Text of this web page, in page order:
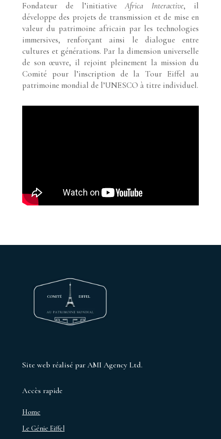
Fondateur de l’initiativeAfrica Interactive, il
développe des projets de transmission et de mise en
valeur du patrimoine africain par les technologies
immersives, renforçant ainsi le dialogue entre
cultures et générations. Par la dimension universelle
de son œuvre, il rejoint pleinement la mission du
Comité pour l’inscription de la Tour Eiffel au
patrimoine mondial de l’UNESCO à titre individuel.
Site web réalisé par AMI Agency Ltd.
Accès rapide
Home
Le Génie Eiffel